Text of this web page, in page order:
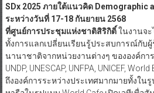
SDx 2025 ภายใต้แนวคิด Demographic
ระหว่างวันที่ 17-18 กันยายน 2568
ที่ศูนย์การประชุมแห่งชาติสิริกิติ์ในงานจะ
ทั้งการแลกเปลี่ยนเรียนรู้ประสบการณ์กับ
นานาชาติจากหน่วยงานต่างๆ ขององค์กา
UNDP, UNESCAP, UNFPA, UNICEF,
ถึงองค์การระหว่างประเทศมากมายทั้งใน